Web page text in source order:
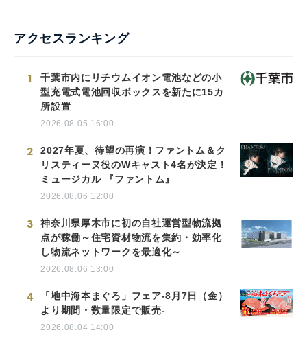
アクセスランキング
1
千葉市内にリチウムイオン電池などの小
型充電式電池回収ボックスを新たに15カ
所設置
2026.08.05 16:00
2
2027年夏、待望の再演！ファントム＆ク
リスティーヌ役のWキャスト4名が決定！
ミュージカル 『ファントム』
2026.08.06 12:00
3
神奈川県厚木市に初の自社運営型物流拠
点が稼働～住宅資材物流を集約・効率化
し物流ネットワークを最適化～
2026.08.06 13:00
4
「地中海本まぐろ」フェア-8月7日（金）
より期間・数量限定で販売-
2026.08.04 14:00